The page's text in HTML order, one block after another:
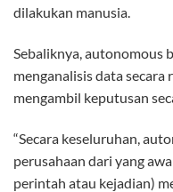
dilakukan manusia.
Sebaliknya, autonomous
menganalisis data
mengambil keputusan
“Secara keseluruhan,
perusahaan dari yang
perintah atau kejadian)